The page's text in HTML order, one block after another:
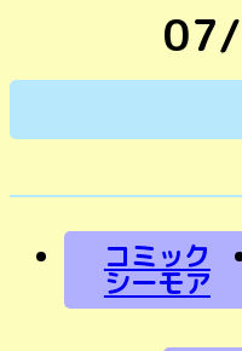
07/
コミック
シーモア